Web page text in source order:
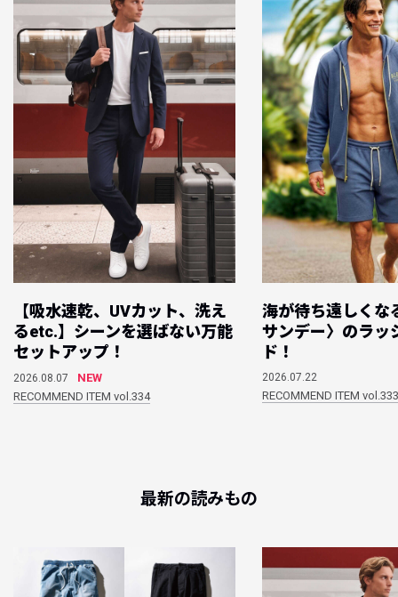
【吸水速乾、UVカット、洗え
るetc.】シーンを選ばない万能
セットアップ！
2026.08.07
NEW
RECOMMEND ITEM vol.334
海が待ち遠しくな
サンデー〉のラッ
ド！
2026.07.22
RECOMMEND ITEM vol.333
最新の読みもの